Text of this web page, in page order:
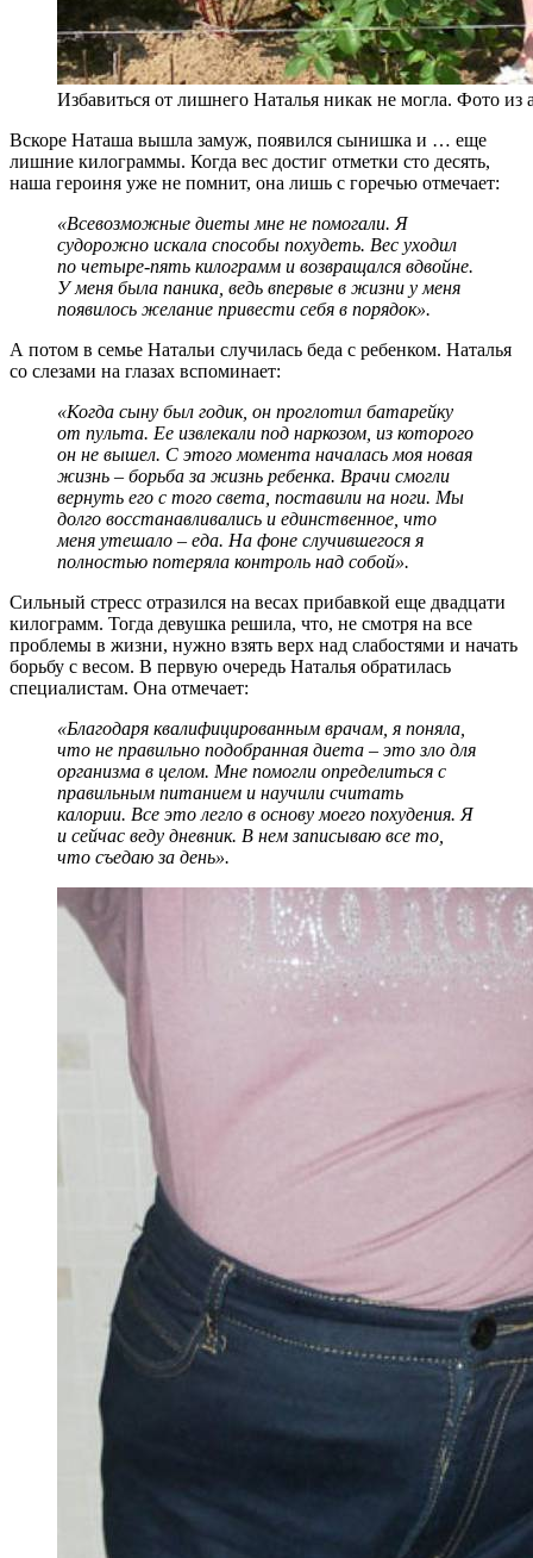
Избавиться от лишнего Наталья никак не могла. Фото из
Вскоре Наташа вышла замуж, появился сынишка и … еще
лишние килограммы. Когда вес достиг отметки сто десять,
наша героиня уже не помнит, она лишь с горечью отмечает:
«Всевозможные диеты мне не помогали. Я
судорожно искала способы похудеть. Вес уходил
по четыре-пять килограмм и возвращался вдвойне.
У меня была паника, ведь впервые в жизни у меня
появилось желание привести себя в порядок».
А потом в семье Натальи случилась беда с ребенком. Наталья
со слезами на глазах вспоминает:
«Когда сыну был годик, он проглотил батарейку
от пульта. Ее извлекали под наркозом, из которого
он не вышел. С этого момента началась моя новая
жизнь – борьба за жизнь ребенка. Врачи смогли
вернуть его с того света, поставили на ноги. Мы
долго восстанавливались и единственное, что
меня утешало – еда. На фоне случившегося я
полностью потеряла контроль над собой».
Сильный стресс отразился на весах прибавкой еще двадцати
килограмм. Тогда девушка решила, что, не смотря на все
проблемы в жизни, нужно взять верх над слабостями и начать
борьбу с весом. В первую очередь Наталья обратилась
специалистам. Она отмечает:
«Благодаря квалифицированным врачам, я поняла,
что не правильно подобранная диета – это зло для
организма в целом. Мне помогли определиться с
правильным питанием и научили считать
калории. Все это легло в основу моего похудения. Я
и сейчас веду дневник. В нем записываю все то,
что съедаю за день».